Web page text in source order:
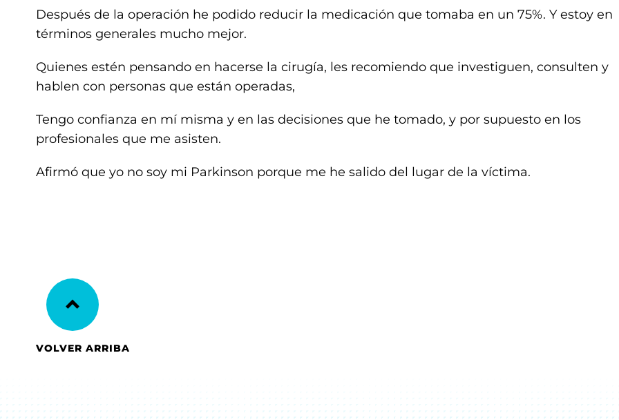
Después de la operación he podido reducir la medicación que tomaba en un 75%. Y estoy en
términos generales mucho mejor.
Quienes estén pensando en hacerse la cirugía, les recomiendo que investiguen, consulten y
hablen con personas que están operadas,
Tengo confianza en mí misma y en las decisiones que he tomado, y por supuesto en los
profesionales que me asisten.
Afirmó que yo no soy mi Parkinson porque me he salido del lugar de la víctima.
VOLVER ARRIBA